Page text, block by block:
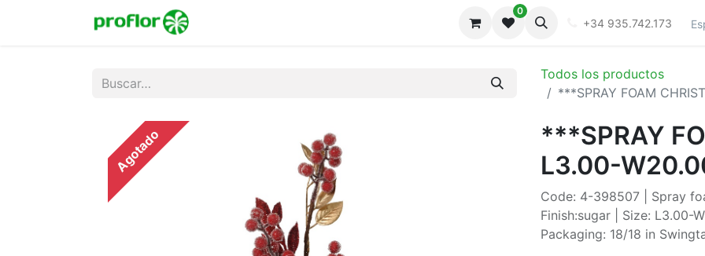
0
+34 935.742.173
Todos los productos
***SPRAY FOAM
Agotado
***SPRAY
L3.00-
Code: 4-398507 | Spray
Finish:sugar | Size: L3.00-
Packaging: 18/18 in